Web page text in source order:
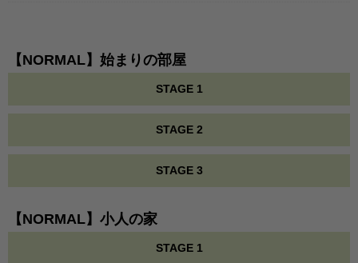
【NORMAL】始まりの部屋
STAGE 1
STAGE 2
STAGE 3
【NORMAL】小人の家
STAGE 1